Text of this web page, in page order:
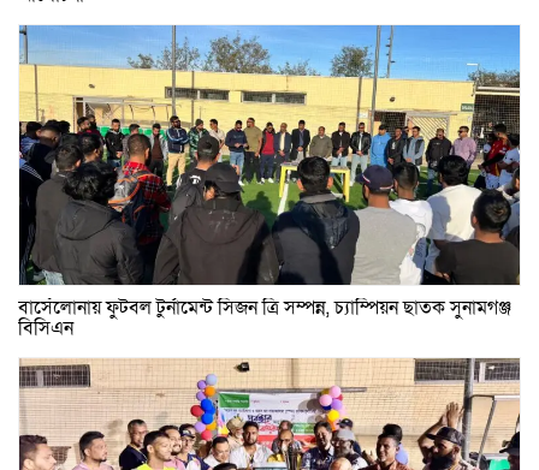
বার্সেলোনায় ফুটবল টুর্নামেন্ট সিজন ত্রি সম্পন্ন, চ্যাম্পিয়ন ছাতক সুনামগঞ্জ
বিসিএন